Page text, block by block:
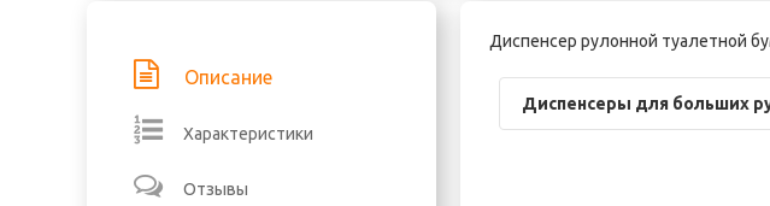
Описание
Характеристики
Отзывы
Диспенсер рулонной туалетной
Диспенсеры для больших